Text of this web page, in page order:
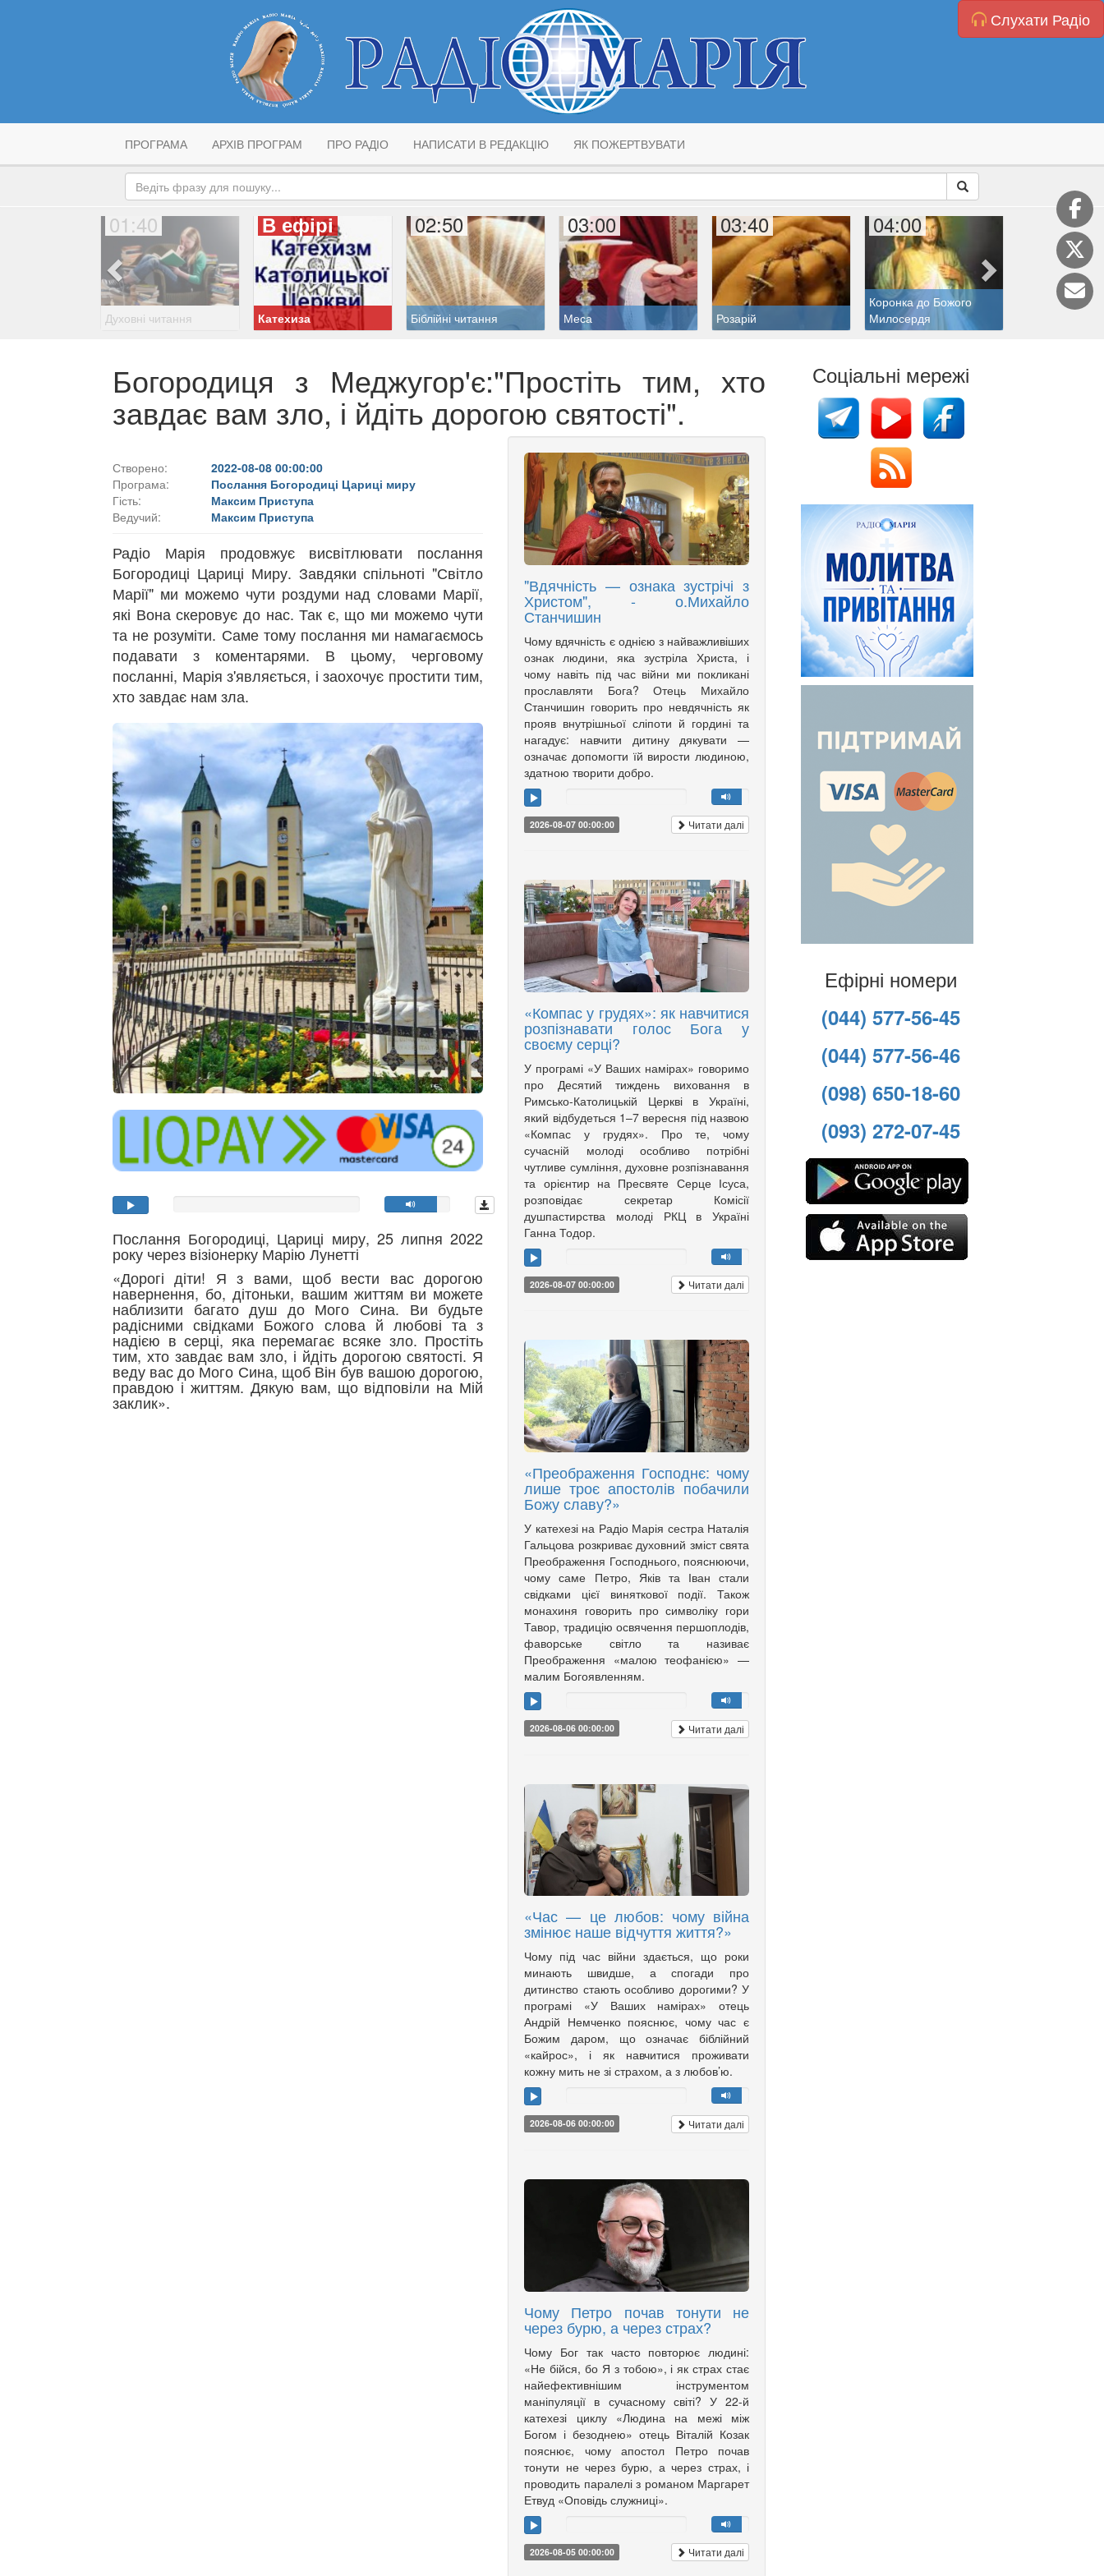
Слухати Радіо
ПРОГРАМА АРХІВ ПРОГРАМ ПРО РАДІО НАПИСАТИ В РЕДАКЦІЮ ЯК ПОЖЕРТВУВАТИ
01:40
Духовні читання
В ефірі
Катехиза
02:50
Біблійні читання
03:00
Меса
03:40
Розарій
04:00
Коронка до Божого
Милосердя
04:20
Богородиця з Меджугор'є:"Простіть тим, хто
завдає вам зло, і йдіть дорогою святості".
Створено:
2022-08-08 00:00:00
Програма:
Послання Богородиці Цариці миру
Гість:
Максим Приступа
Ведучий:
Максим Приступа
Радіо Марія продовжує висвітлювати послання
Богородиці Цариці Миру. Завдяки спільноті "Світло
Марії" ми можемо чути роздуми над словами Марії,
які Вона скеровує до нас. Так є, що ми можемо чути
та не розуміти. Саме тому послання ми намагаємось
подавати з коментарями. В цьому, черговому
посланні, Марія з'являється, і заохочує простити тим,
хто завдає нам зла.
Послання Богородиці, Цариці миру, 25 липня 2022
року через візіонерку Марію Лунетті
«Дорогі діти! Я з вами, щоб вести вас дорогою
навернення, бо, дітоньки, вашим життям ви можете
наблизити багато душ до Мого Сина. Ви будьте
радісними свідками Божого слова й любові та з
надією в серці, яка перемагає всяке зло. Простіть
тим, хто завдає вам зло, і йдіть дорогою святості. Я
веду вас до Мого Сина, щоб Він був вашою дорогою,
правдою і життям. Дякую вам, що відповіли на Мій
заклик».
"Вдячність — ознака зустрічі з
Христом", - о.Михайло
Станчишин
Чому вдячність є однією з найважливіших
ознак людини, яка зустріла Христа, і
чому навіть під час війни ми покликані
прославляти Бога? Отець Михайло
Станчишин говорить про невдячність як
прояв внутрішньої сліпоти й гордині та
нагадує: навчити дитину дякувати —
означає допомогти їй вирости людиною,
здатною творити добро.
2026-08-07 00:00:00 Читати далі
«Компас у грудях»: як навчитися
розпізнавати голос Бога у
своєму серці?
У програмі «У Ваших намірах» говоримо
про Десятий тиждень виховання в
Римсько-Католицькій Церкві в Україні,
який відбудеться 1–7 вересня під назвою
«Компас у грудях». Про те, чому
сучасній молоді особливо потрібні
чутливе сумління, духовне розпізнавання
та орієнтир на Пресвяте Серце Ісуса,
розповідає секретар Комісії
душпастирства молоді РКЦ в Україні
Ганна Тодор.
2026-08-07 00:00:00 Читати далі
«Преображення Господнє: чому
лише троє апостолів побачили
Божу славу?»
У катехезі на Радіо Марія сестра Наталія
Гальцова розкриває духовний зміст свята
Преображення Господнього, пояснюючи,
чому саме Петро, Яків та Іван стали
свідками цієї виняткової події. Також
монахиня говорить про символіку гори
Тавор, традицію освячення першоплодів,
фаворське світло та називає
Преображення «малою теофанією» —
малим Богоявленням.
2026-08-06 00:00:00 Читати далі
«Час — це любов: чому війна
змінює наше відчуття життя?»
Чому під час війни здається, що роки
минають швидше, а спогади про
дитинство стають особливо дорогими? У
програмі «У Ваших намірах» отець
Андрій Немченко пояснює, чому час є
Божим даром, що означає біблійний
«кайрос», і як навчитися проживати
кожну мить не зі страхом, а з любов’ю.
2026-08-06 00:00:00 Читати далі
Чому Петро почав тонути не
через бурю, а через страх?
Чому Бог так часто повторює людині:
«Не бійся, бо Я з тобою», і як страх стає
найефективнішим інструментом
маніпуляції в сучасному світі? У 22-й
катехезі циклу «Людина на межі між
Богом і безоднею» отець Віталій Козак
пояснює, чому апостол Петро почав
тонути не через бурю, а через страх, і
проводить паралелі з романом Маргарет
Етвуд «Оповідь служниці».
2026-08-05 00:00:00 Читати далі
Соціальні мережі
Ефірні номери
(044) 577-56-45
(044) 577-56-46
(098) 650-18-60
(093) 272-07-45